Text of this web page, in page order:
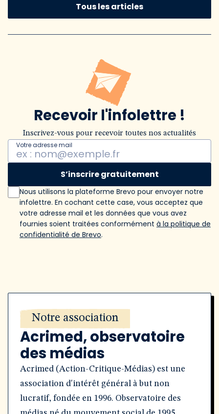
Tous les articles
Recevoir l'infolettre !
Inscrivez-vous pour recevoir toutes nos actualités
Votre adresse mail
S’inscrire gratuitement
Nous utilisons la plateforme Brevo pour envoyer notre
infolettre. En cochant cette case, vous acceptez que
votre adresse mail et les données que vous avez
fournies soient traitées conformément à la politique de
confidentialité de Brevo.
Notre association
Acrimed, observatoire
des médias
Acrimed (Action-Critique-Médias) est une
association d'intérêt général à but non
lucratif, fondée en 1996. Observatoire des